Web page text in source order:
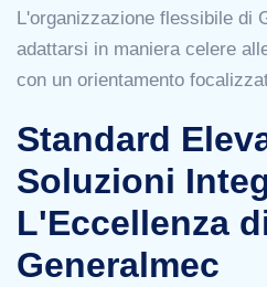
L'organizzazione flessibile di
adattarsi in maniera celere
con un orientamento
Standard
Soluzioni
L'Eccellenza
Generalmec